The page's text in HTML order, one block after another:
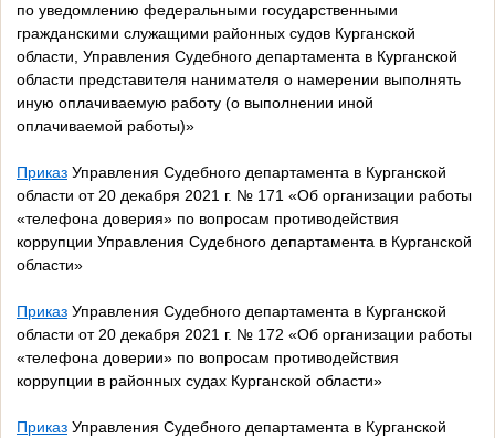
по уведомлению федеральными государственными
гражданскими служащими районных судов Курганской
области, Управления Судебного департамента в Курганской
области представителя нанимателя о намерении выполнять
иную оплачиваемую работу (о выполнении иной
оплачиваемой работы)»
Приказ Управления Судебного департамента в Курганской
области от 20 декабря 2021 г. № 171 «Об организации работы
«телефона доверия» по вопросам противодействия
коррупции Управления Судебного департамента в Курганской
области»
Приказ Управления Судебного департамента в Курганской
области от 20 декабря 2021 г. № 172 «Об организации работы
«телефона доверии» по вопросам противодействия
коррупции в районных судах Курганской области»
Приказ Управления Судебного департамента в Курганской